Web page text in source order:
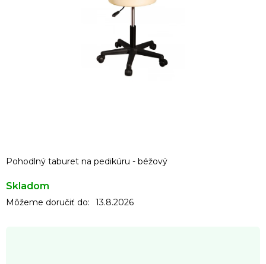
Pohodlný taburet na pedikúru - béžový
Skladom
Môžeme doručiť do: 13.8.2026